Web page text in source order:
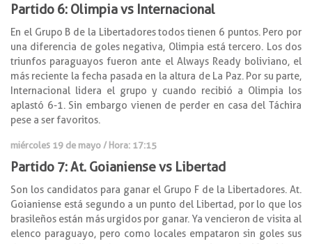
Partido 6: Olimpia vs Internacional
En el Grupo B de la Libertadores todos tienen 6 puntos. Pero por
una diferencia de goles negativa, Olimpia está tercero. Los dos
triunfos paraguayos fueron ante el Always Ready boliviano, el
más reciente la fecha pasada en la altura de La Paz. Por su parte,
Internacional lidera el grupo y cuando recibió a Olimpia los
aplastó 6-1. Sin embargo vienen de perder en casa del Táchira
pese a ser favoritos.
miércoles 19 de mayo / Hora: 17:15
Partido 7: At. Goianiense vs Libertad
Son los candidatos para ganar el Grupo F de la Libertadores. At.
Goianiense está segundo a un punto del Libertad, por lo que los
brasileños están más urgidos por ganar. Ya vencieron de visita al
elenco paraguayo, pero como locales empataron sin goles sus